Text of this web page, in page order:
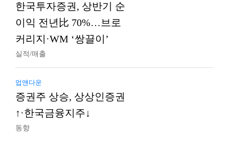
한국투자증권, 상반기 순
이익 전년比 70%…브로
커리지·WM ‘쌍끌이’
실적/매출
업앤다운
증권주 상승, 상상인증권
↑·한국금융지주↓
동향